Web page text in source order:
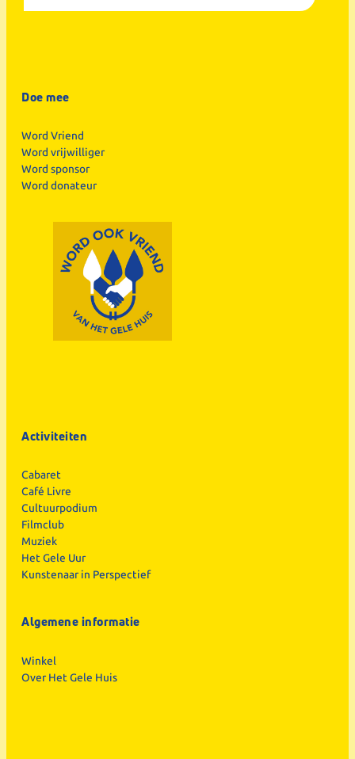
Doe mee
Word Vriend
Word vrijwilliger
Word sponsor
Word donateur
Activiteiten
Cabaret
Café Livre
Cultuurpodium
Filmclub
Muziek
Het Gele Uur
Kunstenaar in Perspectief
Algemene informatie
Winkel
Over Het Gele Huis